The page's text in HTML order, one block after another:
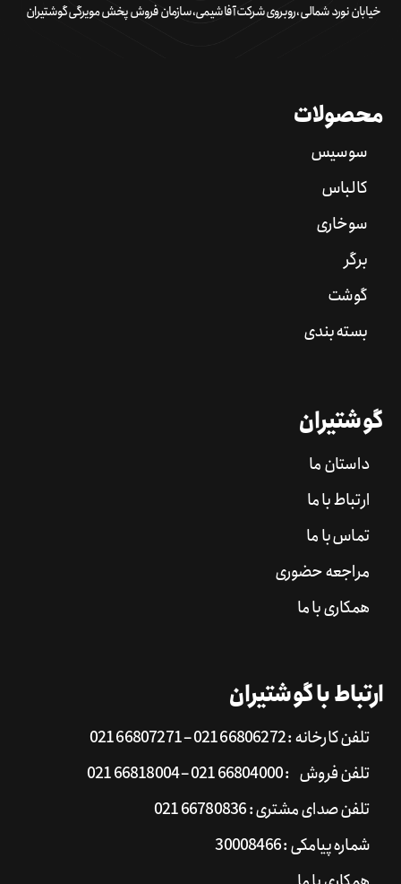
خیابان نورد شمالی، روبروی شرکت آفا شیمی، سازمان فروش پخش مویرگی گوشتیران
محصولات
سوسیس
کالباس
سوخاری
برگر
گوشت
بسته بندی
گوشتیران
داستان ما
ارتباط با ما
تماس با ما
مراجعه حضوری
همکاری با ما
ارتباط با گوشتیران
تلفن کارخانه : 66806272 021 – 66807271 021
تلفن فروش : 66804000 021 – 66818004 021
تلفن صدای مشتری : 66780836 021
شماره پیامکی : 30008466